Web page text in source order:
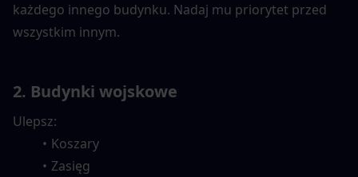
każdego innego budynku. Nadaj mu priorytet przed
wszystkim innym.
2. Budynki wojskowe
Ulepsz:
Koszary
Zasięg